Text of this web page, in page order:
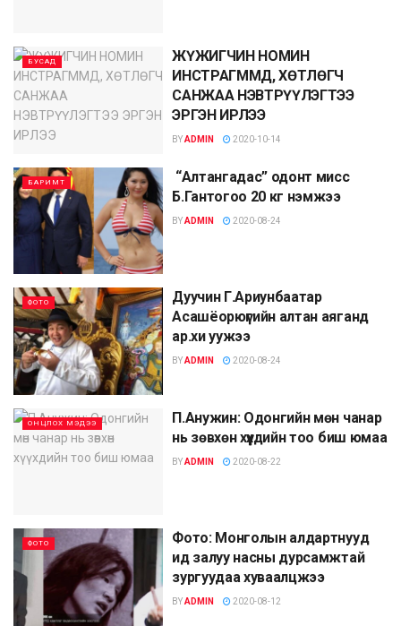
БУСАД
ЖҮЖИГЧИН НОМИН
ИНСТРАГММД, ХӨТЛӨГЧ
САНЖАА НЭВТРҮҮЛЭГТЭЭ
ЭРГЭН ИРЛЭЭ
BYADMIN 2020-10-14
БАРИМТ
“Алтангадас” одонт мисс
Б.Гантогоо 20 кг нэмжээ
BYADMIN 2020-08-24
ФОТО
Дуучин Г.Ариунбаатар
Асашёорюүгийн алтан аяганд
ap.xи yyжээ
BYADMIN 2020-08-24
ОНЦЛОХ МЭДЭЭ
П.Анужин: Одонгийн мөн чанар
нь зөвхөн хүүхдийн тоо биш юмаа
BYADMIN 2020-08-22
ФОТО
Фото: Монголын алдартнууд
ид залуу насны дурсамжтай
зургуудаа хуваалцжээ
BYADMIN 2020-08-12